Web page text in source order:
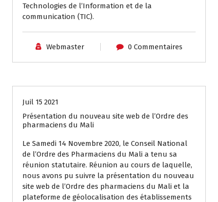
Technologies de l’Information et de la
communication (TIC).
Webmaster 0 Commentaires
Juil 15 2021
Présentation du nouveau site web de l’Ordre des
pharmaciens du Mali
Le Samedi 14 Novembre 2020, le Conseil National
de l’Ordre des Pharmaciens du Mali a tenu sa
réunion statutaire. Réunion au cours de laquelle,
nous avons pu suivre la présentation du nouveau
site web de l’Ordre des pharmaciens du Mali et la
plateforme de géolocalisation des établissements